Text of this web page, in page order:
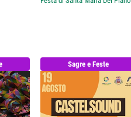
Sagre e Feste